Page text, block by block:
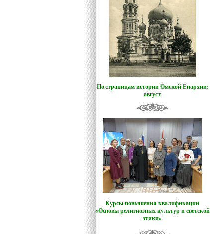
По страницам истории Омской Епархии:
август
Курсы повышения квалификации
«Основы религиозных культур и светской
этики»